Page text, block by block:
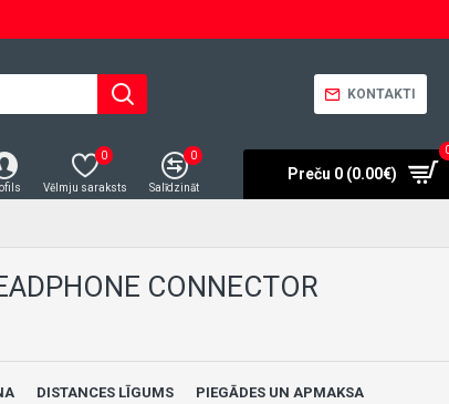
KONTAKTI
Vēlmju saraksts
0
Salīdzināt
0
Preču 0 (0.00€)
CONNECTOR
DISTANCES LĪGUMS PIEGĀDES UN APMAKSA